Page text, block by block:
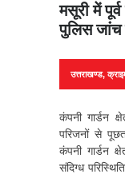
मसूरी में
पुलिस जांच
उत्तराखण्ड,
कंपनी गार्डन
परिजनों से
कंपनी गार्डन
संदिग्ध